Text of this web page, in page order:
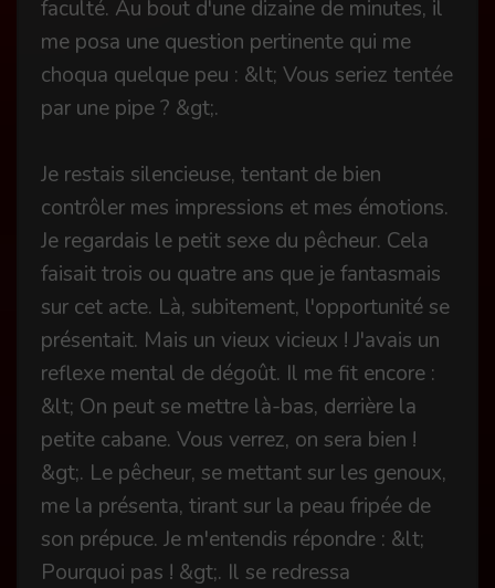
faculté. Au bout d'une dizaine de minutes, il
me posa une question pertinente qui me
choqua quelque peu : &lt; Vous seriez tentée
par une pipe ? &gt;.
Je restais silencieuse, tentant de bien
contrôler mes impressions et mes émotions.
Je regardais le petit sexe du pêcheur. Cela
faisait trois ou quatre ans que je fantasmais
sur cet acte. Là, subitement, l'opportunité se
présentait. Mais un vieux vicieux ! J'avais un
reflexe mental de dégoût. Il me fit encore :
&lt; On peut se mettre là-bas, derrière la
petite cabane. Vous verrez, on sera bien !
&gt;. Le pêcheur, se mettant sur les genoux,
me la présenta, tirant sur la peau fripée de
son prépuce. Je m'entendis répondre : &lt;
Pourquoi pas ! &gt;. Il se redressa